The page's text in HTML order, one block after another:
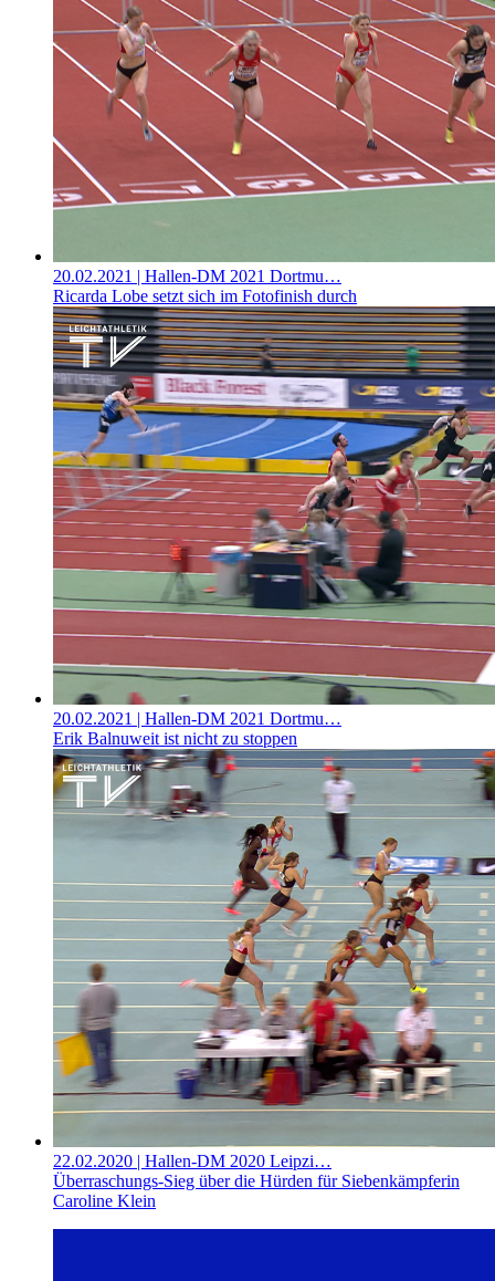
20.02.2021 | Hallen-DM 2021 Dortmu…
Ricarda Lobe setzt sich im Fotofinish durch
20.02.2021 | Hallen-DM 2021 Dortmu…
Erik Balnuweit ist nicht zu stoppen
22.02.2020 | Hallen-DM 2020 Leipzi…
Überraschungs-Sieg über die Hürden für Siebenkämpferin
Caroline Klein